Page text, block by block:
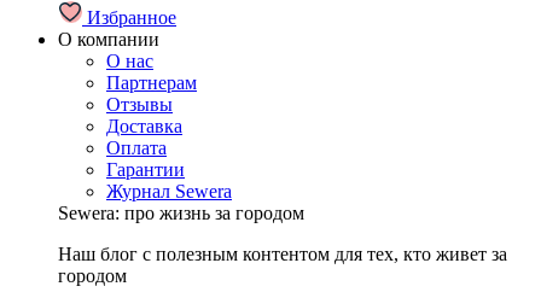
Избранное
О компании
О нас
Партнерам
Отзывы
Доставка
Оплата
Гарантии
Журнал Sewera
Sewera: про жизнь за городом
Наш блог c полезным контентом для тех, кто живет за
городом